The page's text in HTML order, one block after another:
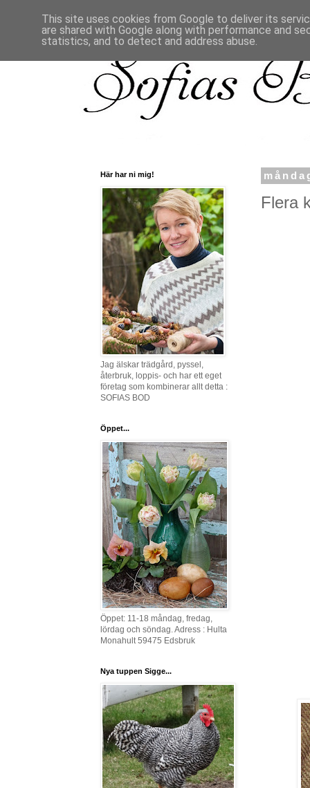
Flera
Här har ni mig!
Jag älskar trädgård, pyssel,
återbruk, loppis- och har ett eget
företag som kombinerar allt detta :
SOFIAS BOD
Öppet...
Öppet: 11-18 måndag, fredag,
lördag och söndag. Adress : Hulta
Monahult 59475 Edsbruk
Nya tuppen Sigge...
This site uses cookies from Google to deliver its
are shared with Google along with performance and
statistics, and to detect and address abuse.